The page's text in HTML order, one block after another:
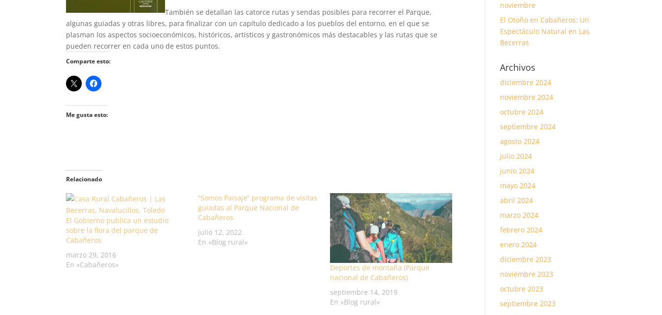
También se detallan las catorce rutas y sendas posibles para recorrer el Parque,
algunas guiadas y otras libres, para finalizar con un capítulo dedicado a los pueblos del entorno, en el que se
plasman los aspectos socioeconómicos, históricos, artísticos y gastronómicos más destacables y las rutas que se
pueden recorrer en cada uno de estos puntos.
Comparte esto:
Me gusta esto:
Relacionado
El Gobierno publica un estudio
sobre la flora del parque de
Cabañeros
marzo 29, 2016
En «Cabañeros»
“Somos Paisaje” programa de visitas
guiadas al Parque Nacional de
Cabañeros
julio 12, 2022
En «Blog rural»
Deportes de montaña (Parque
nacional de Cabañeros)
septiembre 14, 2019
En «Blog rural»
noviembre
El Otoño en Cabañeros: Un
Espectáculo Natural en Las
Becerras
Archivos
diciembre 2024
noviembre 2024
octubre 2024
septiembre 2024
agosto 2024
julio 2024
junio 2024
mayo 2024
abril 2024
marzo 2024
febrero 2024
enero 2024
diciembre 2023
noviembre 2023
octubre 2023
septiembre 2023